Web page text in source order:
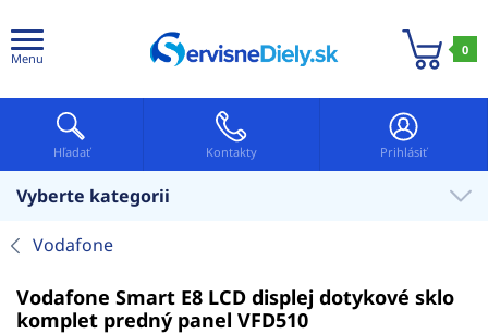
Menu
0
Hľadať Kontakty Prihlásiť
Vyberte kategorii
Vodafone
Vodafone Smart E8 LCD displej dotykové sklo
komplet predný panel VFD510